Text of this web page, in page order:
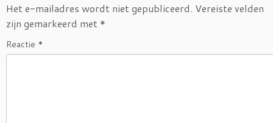
Het e-mailadres wordt niet gepubliceerd. Vereiste velden
zijn gemarkeerd met *
Reactie *